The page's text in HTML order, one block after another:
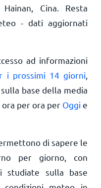
Cina. Resta
- dati aggiornati
ad informazioni
i prossimi 14 giorni
base della media
per ora per Oggi e
di sapere le
per giorno, con
studiate sulla base